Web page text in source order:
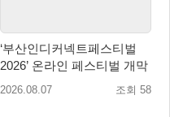
‘부산인디커넥트페스티벌
2026’ 온라인 페스티벌 개막
2026.08.07 조회 58